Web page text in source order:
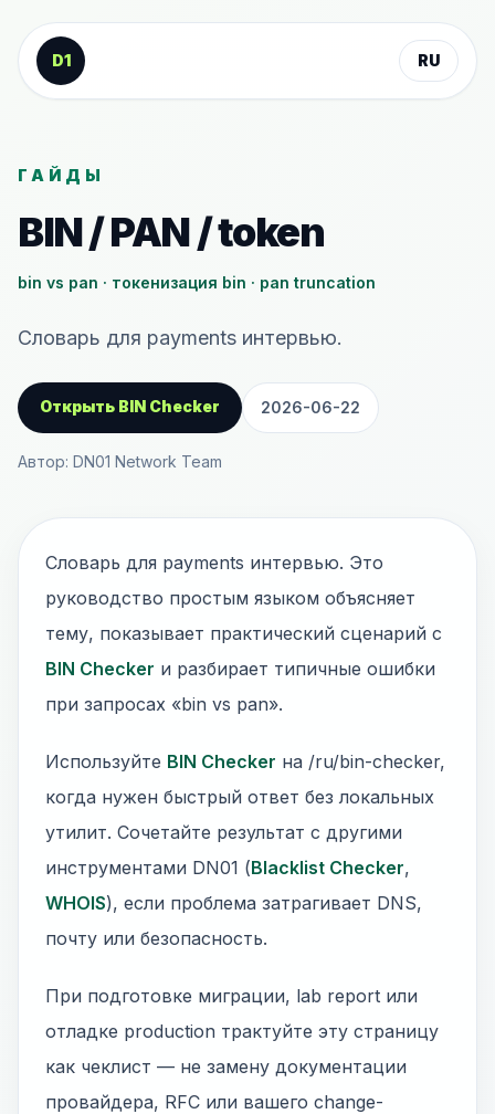
К содержанию
D1
RU
ГАЙДЫ
BIN / PAN / token
bin vs pan · токенизация bin · pan truncation
Словарь для payments интервью.
Открыть BIN Checker 2026-06-22
Автор: DN01 Network Team
Словарь для payments интервью. Это
руководство простым языком объясняет
тему, показывает практический сценарий с
BIN Checker и разбирает типичные ошибки
при запросах «bin vs pan».
Используйте BIN Checker на /ru/bin-checker,
когда нужен быстрый ответ без локальных
утилит. Сочетайте результат с другими
инструментами DN01 (Blacklist Checker,
WHOIS), если проблема затрагивает DNS,
почту или безопасность.
При подготовке миграции, lab report или
отладке production трактуйте эту страницу
как чеклист — не замену документации
провайдера, RFC или вашего change-